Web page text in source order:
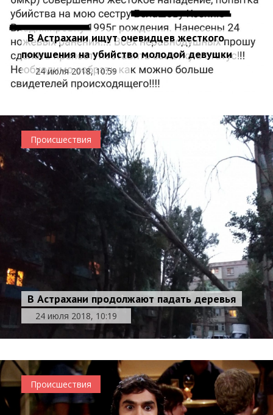
В Астрахани ищут очевидцев жесткого
покушения на убийство молодой девушки
24 июля 2018, 10:59
Происшествия
В Астрахани продолжают падать деревья
24 июля 2018, 10:19
Происшествия